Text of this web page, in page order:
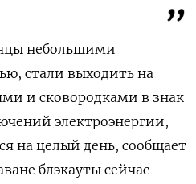
небольшими
стали выходить на
и сковородками в знак
электроэнергии,
на целый день, сообщает
блэкауты сейчас